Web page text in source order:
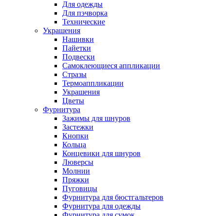
Для одежды
Для пэчворка
Технические
Украшения
Нашивки
Пайетки
Подвески
Самоклеющиеся аппликации
Стразы
Термоаппликации
Украшения
Цветы
Фурнитура
Зажимы для шнуров
Застежки
Кнопки
Кольца
Концевики для шнуров
Люверсы
Молнии
Пряжки
Пуговицы
Фурнитура для бюстгальтеров
Фурнитура для одежды